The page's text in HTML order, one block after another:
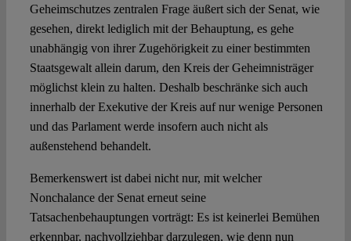
Geheimschutzes zentralen Frage äußert sich der Senat, wie
gesehen, direkt lediglich mit der Behauptung, es gehe
unabhängig von ihrer Zugehörigkeit zu einer bestimmten
Staatsgewalt allein darum, den Kreis der Geheimnisträger
möglichst klein zu halten. Deshalb beschränke sich auch
innerhalb der Exekutive der Kreis auf nur wenige Personen
und das Parlament werde insofern auch nicht als
außenstehend behandelt.
Bemerkenswert ist dabei nicht nur, mit welcher
Nonchalance der Senat erneut seine
Tatsachenbehauptungen vorträgt: Es ist keinerlei Bemühen
erkennbar, nachvollziehbar darzulegen, wie denn nun